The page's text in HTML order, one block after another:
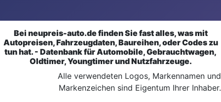
Bei neupreis-auto.de finden Sie fast alles, was mit
Autopreisen, Fahrzeugdaten, Baureihen, oder Codes zu
tun hat. - Datenbank für Automobile, Gebrauchtwagen,
Oldtimer, Youngtimer und Nutzfahrzeuge.
Alle verwendeten Logos, Markennamen und
Markenzeichen sind Eigentum Ihrer Inhaber.